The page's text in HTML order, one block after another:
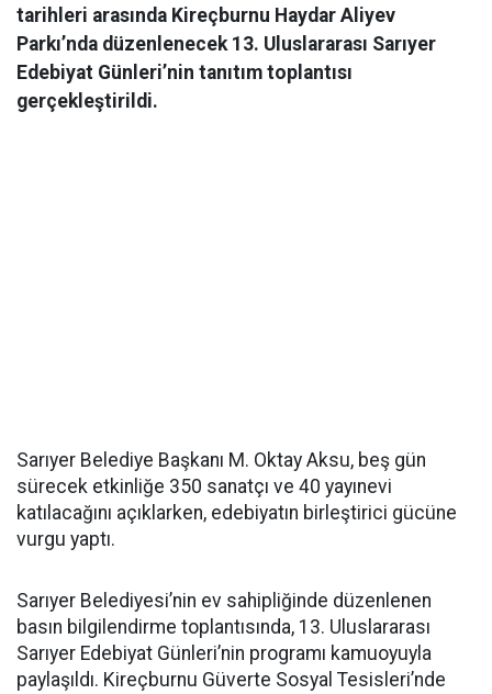
tarihleri arasında Kireçburnu Haydar Aliyev
Parkı’nda düzenlenecek 13. Uluslararası Sarıyer
Edebiyat Günleri’nin tanıtım toplantısı
gerçekleştirildi.
Sarıyer Belediye Başkanı M. Oktay Aksu, beş gün
sürecek etkinliğe 350 sanatçı ve 40 yayınevi
katılacağını açıklarken, edebiyatın birleştirici gücüne
vurgu yaptı.
Sarıyer Belediyesi’nin ev sahipliğinde düzenlenen
basın bilgilendirme toplantısında, 13. Uluslararası
Sarıyer Edebiyat Günleri’nin programı kamuoyuyla
paylaşıldı. Kireçburnu Güverte Sosyal Tesisleri’nde